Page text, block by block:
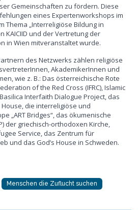
Gemeinschaften zu fördern. Diese
eines Expertenworkshops im
Thema „Interreligiöse Bildung in
KAICIID und der Vertretung der
in Wien mitveranstaltet wurde.
des Netzwerks zählen religiöse
AkademikerInnen und
wie z. B.: Das österreichische Rote
of the Red Cross (IFRC), Islamic
Interfaith Dialogue Project, das
House, die interreligiöse und
„ART Bridges“, das ökumenische
der griechisch-orthodoxen Kirche,
Service, das Zentrum für
und das God’s House in Schweden.
Menschen die Zuflucht suchen